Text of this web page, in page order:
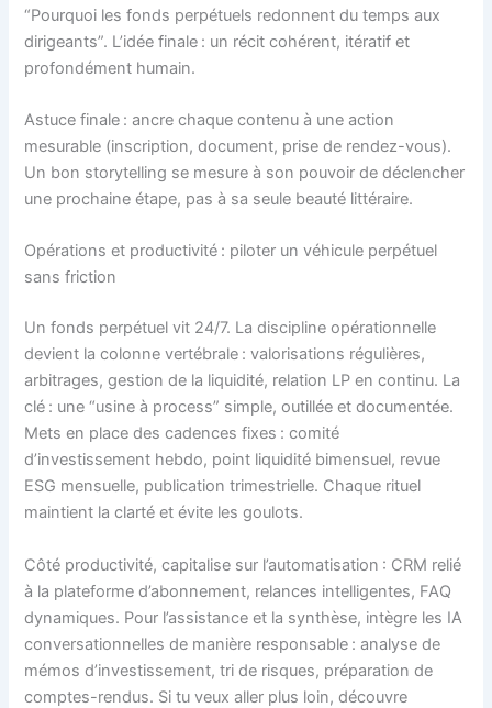
“Pourquoi les fonds perpétuels redonnent du temps aux
dirigeants”. L’idée finale : un récit cohérent, itératif et
profondément humain.
Astuce finale : ancre chaque contenu à une action
mesurable (inscription, document, prise de rendez-vous).
Un bon storytelling se mesure à son pouvoir de déclencher
une prochaine étape, pas à sa seule beauté littéraire.
Opérations et productivité : piloter un véhicule perpétuel
sans friction
Un fonds perpétuel vit 24/7. La discipline opérationnelle
devient la colonne vertébrale : valorisations régulières,
arbitrages, gestion de la liquidité, relation LP en continu. La
clé : une “usine à process” simple, outillée et documentée.
Mets en place des cadences fixes : comité
d’investissement hebdo, point liquidité bimensuel, revue
ESG mensuelle, publication trimestrielle. Chaque rituel
maintient la clarté et évite les goulots.
Côté productivité, capitalise sur l’automatisation : CRM relié
à la plateforme d’abonnement, relances intelligentes, FAQ
dynamiques. Pour l’assistance et la synthèse, intègre les IA
conversationnelles de manière responsable : analyse de
mémos d’investissement, tri de risques, préparation de
comptes-rendus. Si tu veux aller plus loin, découvre